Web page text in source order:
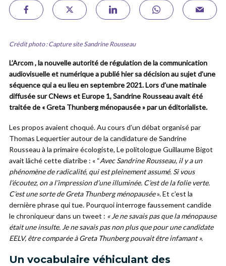
Crédit photo : Capture site Sandrine Rousseau
L’Arcom , la nouvelle autorité de régulation de la communication
audiovisuelle et numérique a publié hier sa décision au sujet d’une
séquence qui a eu lieu en septembre 2021. Lors d’une matinale
diffusée sur CNews et Europe 1, Sandrine Rousseau avait été
traitée de « Greta Thunberg ménopausée » par un éditorialiste.
Les propos avaient choqué. Au cours d’un débat organisé par
Thomas Lequertier autour de la candidature de Sandrine
Rousseau à la primaire écologiste, Le politologue Guillaume Bigot
avait lâché cette diatribe : « “Avec Sandrine Rousseau, il y a un
phénomène de radicalité, qui est pleinement assumé. Si vous
l’écoutez, on a l’impression d’une illuminée. C’est de la folie verte.
C’est une sorte de Greta Thunberg ménopausée». Et c’est la
dernière phrase qui tue. Pourquoi interroge faussement candide
le chroniqueur dans un tweet : « Je ne savais pas que la ménopause
était une insulte. Je ne savais pas non plus que pour une candidate
EELV, être comparée à Greta Thunberg pouvait être infamant ».
Un vocabulaire véhiculant des